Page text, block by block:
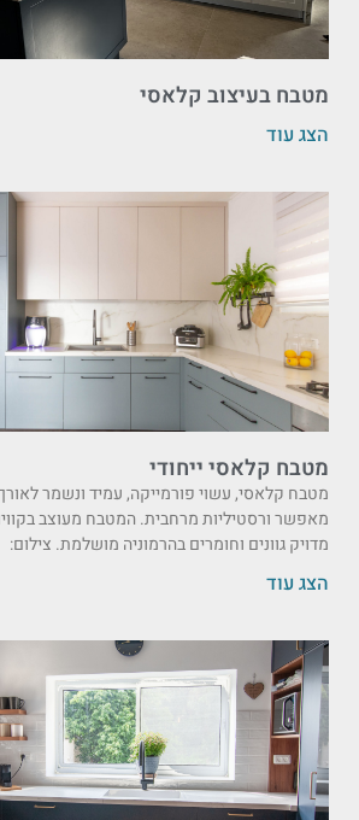
מטבח בעיצוב קלאסי
הצג עוד
מטבח קלאסי ייחודי
מטבח קלאסי, עשוי פורמייקה, עמיד ונשמר
מאפשר ורסטיליות מרחבית. המטבח מעוצב
מדויק גוונים וחומרים בהרמוניה מושלמת. צילום:
הצג עוד